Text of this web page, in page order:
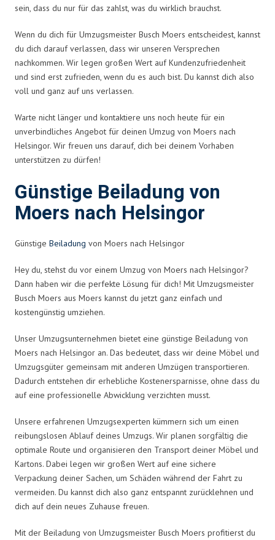
sein, dass du nur für das zahlst, was du wirklich brauchst.
Wenn du dich für Umzugsmeister Busch Moers entscheidest, kannst
du dich darauf verlassen, dass wir unseren Versprechen
nachkommen. Wir legen großen Wert auf Kundenzufriedenheit
und sind erst zufrieden, wenn du es auch bist. Du kannst dich also
voll und ganz auf uns verlassen.
Warte nicht länger und kontaktiere uns noch heute für ein
unverbindliches Angebot für deinen Umzug von Moers nach
Helsingor. Wir freuen uns darauf, dich bei deinem Vorhaben
unterstützen zu dürfen!
Günstige Beiladung von
Moers nach Helsingor
Günstige Beiladung von Moers nach Helsingor
Hey du, stehst du vor einem Umzug von Moers nach Helsingor?
Dann haben wir die perfekte Lösung für dich! Mit Umzugsmeister
Busch Moers aus Moers kannst du jetzt ganz einfach und
kostengünstig umziehen.
Unser Umzugsunternehmen bietet eine günstige Beiladung von
Moers nach Helsingor an. Das bedeutet, dass wir deine Möbel und
Umzugsgüter gemeinsam mit anderen Umzügen transportieren.
Dadurch entstehen dir erhebliche Kostenersparnisse, ohne dass du
auf eine professionelle Abwicklung verzichten musst.
Unsere erfahrenen Umzugsexperten kümmern sich um einen
reibungslosen Ablauf deines Umzugs. Wir planen sorgfältig die
optimale Route und organisieren den Transport deiner Möbel und
Kartons. Dabei legen wir großen Wert auf eine sichere
Verpackung deiner Sachen, um Schäden während der Fahrt zu
vermeiden. Du kannst dich also ganz entspannt zurücklehnen und
dich auf dein neues Zuhause freuen.
Mit der Beiladung von Umzugsmeister Busch Moers profitierst du